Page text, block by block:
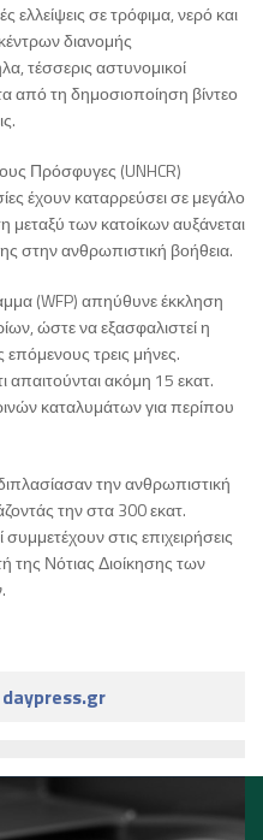
σε τρόφιμα, νερό και
διανομής
τέσσερις αστυνομικοί
από τη δημοσιοποίηση βίντεο
Πρόσφυγες (UNHCR)
έχουν καταρρεύσει σε μεγάλο
των κατοίκων αυξάνεται
στην ανθρωπιστική βοήθεια.
(WFP) απηύθυνε έκκληση
ώστε να εξασφαλιστεί η
τρεις μήνες.
απαιτούνται ακόμη 15 εκατ.
καταλυμάτων για περίπου
την ανθρωπιστική
την στα 300 εκατ.
στις επιχειρήσεις
της Νότιας Διοίκησης των